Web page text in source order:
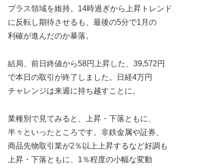
プラス領域を維持。14時過ぎから上昇トレンド
に反転し期待させるも、最後の5分で1月の
利確が進んだのか暴落。
結局、前日終値から58円上昇した、39,572円
で本日の取引が終了しました。日経4万円
チャレンジは来週に持ち越すことに。
業種別で見てみると、上昇・下落ともに、
半々といったところです。非鉄金属や証券、
商品先物取引業が2％以上上昇するなど好調も
上昇・下落ともに、1％程度の小幅な変動